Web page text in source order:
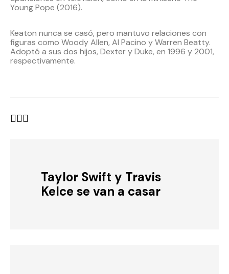
Young Pope (2016).
Keaton nunca se casó, pero mantuvo relaciones con
figuras como Woody Allen, Al Pacino y Warren Beatty.
Adoptó a sus dos hijos, Dexter y Duke, en 1996 y 2001,
respectivamente.
Taylor Swift y Travis
Kelce se van a casar